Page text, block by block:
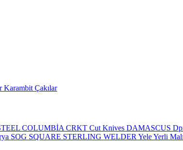
Karambit Çakılar
COLUMBİA CRKT Cut Knives DAMASCUS
SOG SQUARE STERLING WELDER YeleYerli